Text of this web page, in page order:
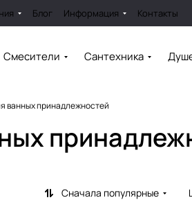
Блог Информация Контакты
Смесители Сантехника
ванных принадлежностей
Сначала популярные